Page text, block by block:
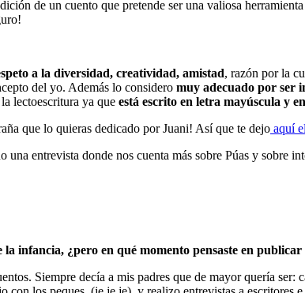
de un cuento que pretende ser una valiosa
a la diversidad, creatividad, amistad, razón por la
del yo. Además lo considero muy adecuado por ser
lectoescritura ya que está escrito en letra mayúscula y
que lo quieras dedicado por Juani! Así que te dejo aquí
entrevista donde nos cuenta más sobre Púas y sobre
infancia, ¿pero en qué momento pensaste en
Siempre decía a mis padres que de mayor quería